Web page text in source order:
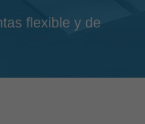
flexible y de